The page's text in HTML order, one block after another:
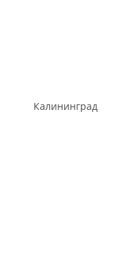
Калининград